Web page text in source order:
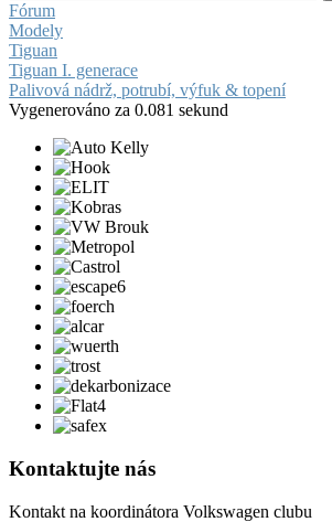
Fórum
Modely
Tiguan
Tiguan I. generace
Palivová nádrž, potrubí, výfuk & topení
Vygenerováno za 0.081 sekund
Kontaktujte nás
Kontakt na koordinátora Volkswagen clubu